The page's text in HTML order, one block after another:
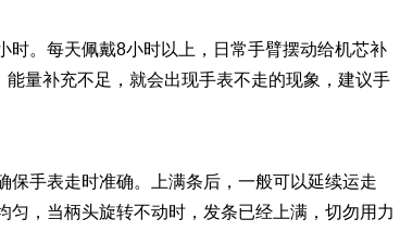
时。每天佩戴8小时以上，日常手臂摆动给机芯补
量补充不足，就会出现手表不走的现象，建议手
保手表走时准确。上满条后，一般可以延续运走
，当柄头旋转不动时，发条已经上满，切勿用力